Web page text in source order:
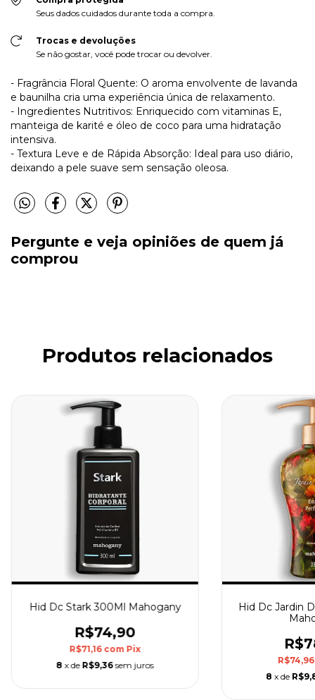
Seus dados cuidados durante toda a compra.
Trocas e devoluções
Se não gostar, você pode trocar ou devolver.
- Fragrância Floral Quente: O aroma envolvente de lavanda
e baunilha cria uma experiência única de relaxamento.
- Ingredientes Nutritivos: Enriquecido com vitaminas E,
manteiga de karité e óleo de coco para uma hidratação
intensiva.
- Textura Leve e de Rápida Absorção: Ideal para uso diário,
deixando a pele suave sem sensação oleosa.
Pergunte e veja opiniões de quem já
comprou
Produtos relacionados
Hid Dc Stark 300Ml Mahogany
R$74,90
R$71,16 com Pix
8 x de R$9,36 sem juros
Hid Dc Jardin
8 x de